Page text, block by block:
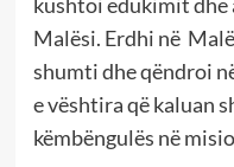
Malësi. Erdhi në
shumti dhe qëndroi
e vështira që kaluan
këmbëngulës në